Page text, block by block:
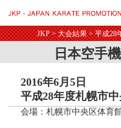
JKP>大会結果> 平成28
日本空手
2016年6月5日
平成28年度札幌市
会場：札幌市中央区体育